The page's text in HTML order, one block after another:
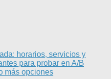
horarios, servicios y
para probar en A/B
más opciones